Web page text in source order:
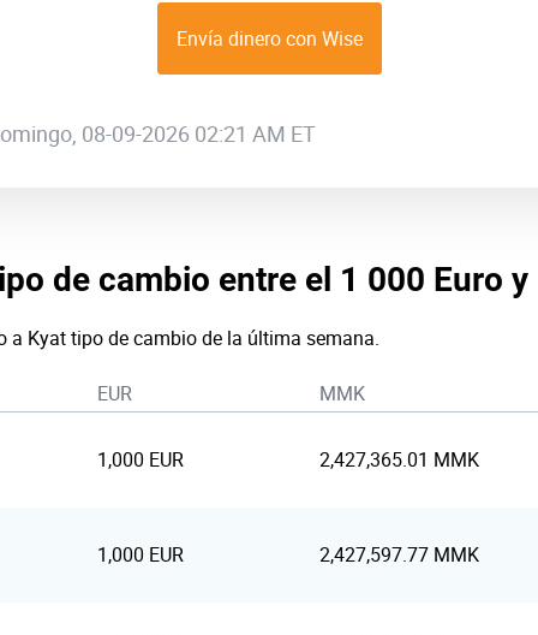
Envía dinero con Wise
08-09-2026 02:21 AM ET
de cambio entre el 1 000 Euro
a Kyat tipo de cambio de la última semana.
EUR MMK
1,000 EUR 2,427,365.01 MMK
1,000 EUR 2,427,597.77 MMK